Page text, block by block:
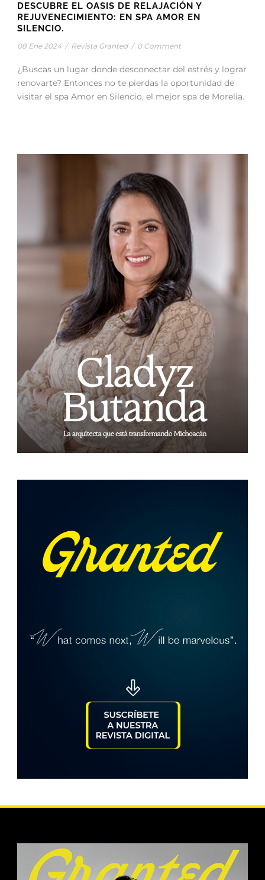
DESCUBRE EL OASIS DE RELAJACIÓN Y
REJUVENECIMIENTO: EN SPA AMOR EN
SILENCIO.
08 Ene 2024 / Revista Granted / 0 Comment
¿Buscas un lugar donde desconectar del estrés y lograr
renovarte? Entonces no te pierdas la oportunidad de
visitar el spa Amor en Silencio, el mejor spa de Morelia.